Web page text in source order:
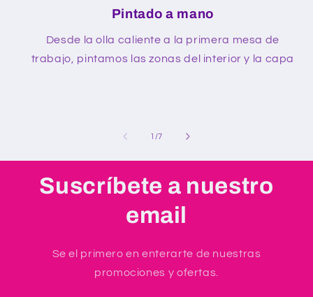
Pintado a mano
Desde la olla caliente a la primera mesa de
trabajo, pintamos las zonas del interior y la capa
1 /de
7
Suscríbete a nuestro
email
Se el primero en enterarte de nuestras
promociones y ofertas.